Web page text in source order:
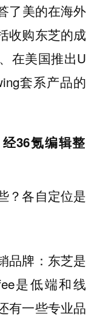
了美的在海外
收购东芝的成
在美国推出U
套系产品的
36氪编辑整
？各自定位是
品牌：东芝是
是低端和线
有一些专业品